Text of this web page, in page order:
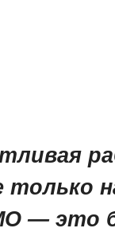
только
— это